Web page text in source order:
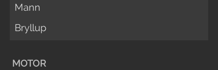
Mann
Bryllup
MOTOR